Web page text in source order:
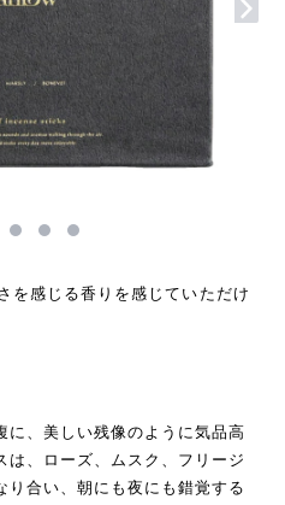
を感じる香りを感じていただけ
に、美しい残像のように気品高
は、ローズ、ムスク、フリージ
り合い、朝にも夜にも錯覚する